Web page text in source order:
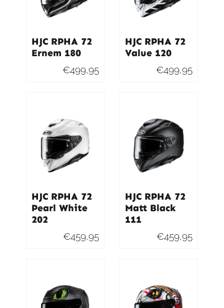
HJC RPHA 72
Ernem 180
€499,95
HJC RPHA 72
Value 120
€499,95
HJC RPHA 72
Pearl White
202
€459,95
HJC RPHA 72
Matt Black
111
€459,95